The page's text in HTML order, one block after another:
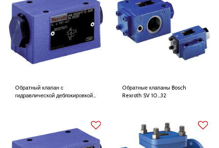
Обратный клапан с
гидравлической деблокировкой
Обратные клапаны Bosch
Rexroth SV 10...32